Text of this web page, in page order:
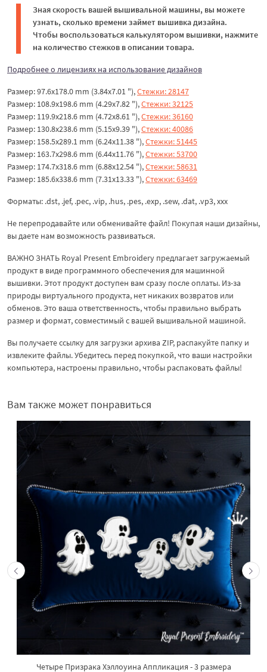
Зная скорость вашей вышивальной машины, вы можете
узнать, сколько времени займет вышивка дизайна.
Чтобы воспользоваться калькулятором вышивки, нажмите
на количество стежков в описании товара.
Подробнее о лицензиях на использование дизайнов
Размер: 97.6x178.0 mm (3.84x7.01 "),Стежки: 28147
Размер: 108.9x198.6 mm (4.29x7.82 "),Стежки: 32125
Размер: 119.9x218.6 mm (4.72x8.61 "),Стежки: 36160
Размер: 130.8x238.6 mm (5.15x9.39 "),Стежки: 40086
Размер: 158.5x289.1 mm (6.24x11.38 "),Стежки: 51445
Размер: 163.7x298.6 mm (6.44x11.76 "),Стежки: 53700
Размер: 174.7x318.6 mm (6.88x12.54 "),Стежки: 58631
Размер: 185.6x338.6 mm (7.31x13.33 "),Стежки: 63469
Форматы: .dst, .jef, .pec, .vip, .hus, .pes, .exp, .sew, .dat, .vp3, ххх
Не перепродавайте или обменивайте файл! Покупая наши дизайны,
вы даете нам возможность развиваться.
ВАЖНО ЗНАТЬ Royal Present Embroidery предлагает загружаемый
продукт в виде программного обеспечения для машинной
вышивки. Этот продукт доступен вам сразу после оплаты. Из-за
природы виртуального продукта, нет никаких возвратов или
обменов. Это ваша ответственность, чтобы правильно выбрать
размер и формат, совместимый с вашей вышивальной машиной.
Вы получаете ссылку для загрузки архива ZIP, распакуйте папку и
извлеките файлы. Убедитесь перед покупкой, что ваши настройки
компьютера, настроены правильно, чтобы распаковать файлы!
Вам также может понравиться
Четыре Призрака Хэллоуина Аппликация - 3 размера